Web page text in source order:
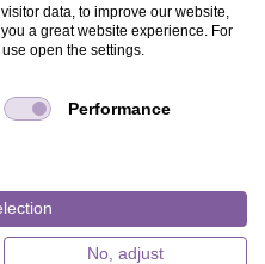
data, to improve our website,
a great website experience. For
open the settings.
Performance
No, adjust